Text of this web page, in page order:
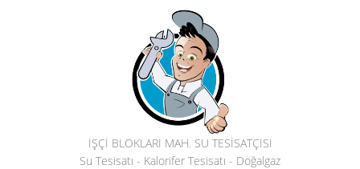
İŞÇİ BLOKLARI MAH. SU TESİSATÇISI
Su Tesisatı - Kalorifer Tesisatı - Doğalgaz